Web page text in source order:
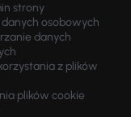
strony
danych osobowych
danych
z plików
plików cookie